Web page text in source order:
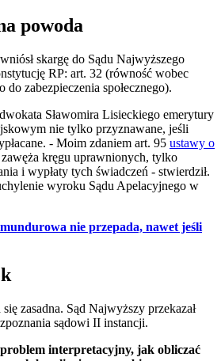
powoda
skargę do Sądu Najwyższego
RP: art. 32 (równość wobec
zabezpieczenia społecznego).
Sławomira Lisieckiego emerytury
nie tylko przyznawane, jeśli
- Moim zdaniem art. 95 ustawy o
kręgu uprawnionych, tylko
i wypłaty tych świadczeń - stwierdził.
wyroku Sądu Apelacyjnego w
nie przepada, nawet jeśli
się zasadna. Sąd Najwyższy przekazał
sądowi II instancji.
problem interpretacyjny, jak obliczać